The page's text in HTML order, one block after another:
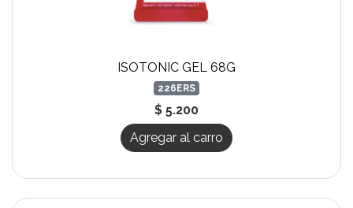
ISOTONIC GEL 68G
226ERS
$ 5.200
Agregar al carro